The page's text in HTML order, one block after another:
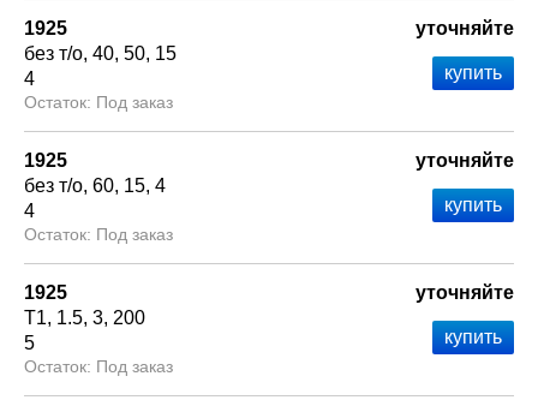
1925
без т/о 40 50 15
4
Под заказ
уточняйте
1925
без т/о 60 15 4
4
Под заказ
уточняйте
1925
Т1 1.5 3 200
5
Под заказ
уточняйте